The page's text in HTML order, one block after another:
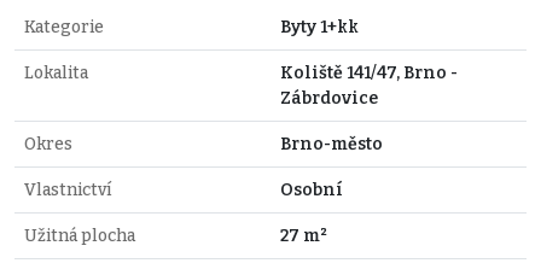
Kategorie Byty 1+kk
Lokalita
Koliště 141/47, Brno -
Zábrdovice
Okres Brno-město
Vlastnictví Osobní
Užitná plocha 27 m²